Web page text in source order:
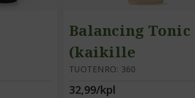
Balancing Tonic
(kaikille
ihotyypeille)
TUOTENRO: 360
32,99/kpl